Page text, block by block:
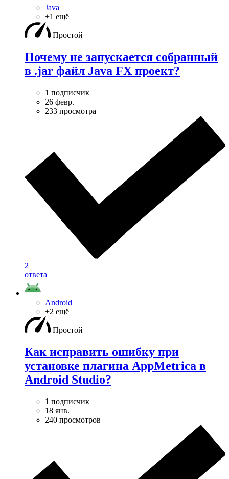
Java
+1 ещё
Простой
Почему не запускается собранный
в .jar файл Java FX проект?
1 подписчик
26 февр.
233 просмотра
2
ответа
Android
+2 ещё
Простой
Как исправить ошибку при
установке плагина AppMetrica в
Android Studio?
1 подписчик
18 янв.
240 просмотров